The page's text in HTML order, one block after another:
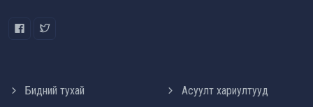
Бидний тухай
Асуулт хариултууд